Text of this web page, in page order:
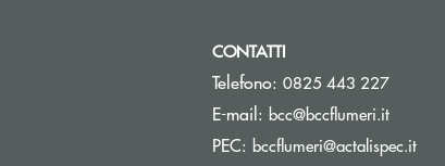
CONTATTI
Telefono: 0825 443 227
E-mail: bcc@bccflumeri.it(si
PEC: bccflumeri@actalispec.it(si